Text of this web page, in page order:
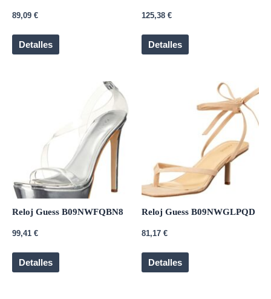
89,09 €
Detalles
125,38 €
Detalles
Reloj Guess B09NWFQBN8
99,41 €
Detalles
Reloj Guess B09NWGLPQD
81,17 €
Detalles